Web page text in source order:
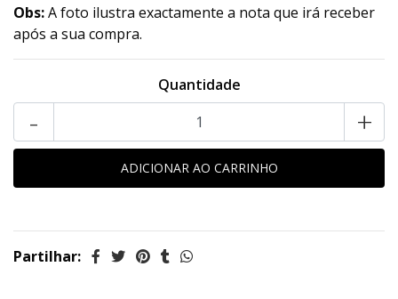
Obs:A foto ilustra exactamente a nota que irá receber
após a sua compra.
Quantidade
- +
Partilhar: